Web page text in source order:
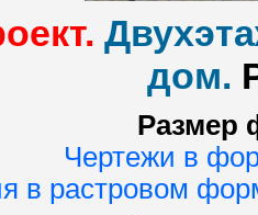
дом.
Размер
Чертежи в
в растровом